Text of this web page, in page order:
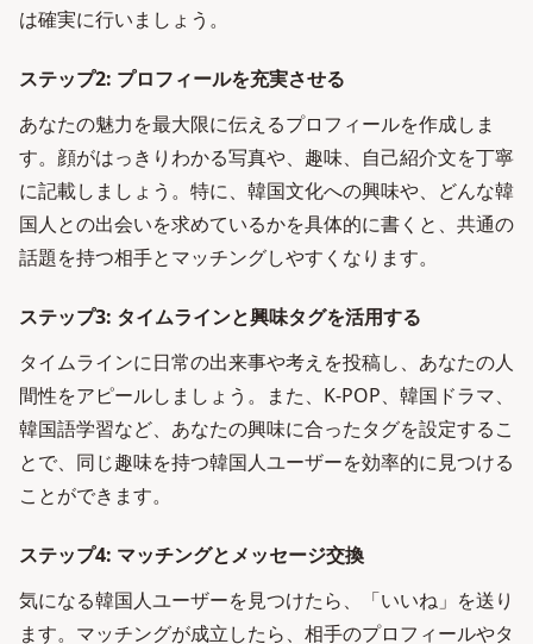
は確実に行いましょう。
ステップ2: プロフィールを充実させる
あなたの魅力を最大限に伝えるプロフィールを作成しま
す。顔がはっきりわかる写真や、趣味、自己紹介文を丁寧
に記載しましょう。特に、韓国文化への興味や、どんな韓
国人との出会いを求めているかを具体的に書くと、共通の
話題を持つ相手とマッチングしやすくなります。
ステップ3: タイムラインと興味タグを活用する
タイムラインに日常の出来事や考えを投稿し、あなたの人
間性をアピールしましょう。また、K-POP、韓国ドラマ、
韓国語学習など、あなたの興味に合ったタグを設定するこ
とで、同じ趣味を持つ韓国人ユーザーを効率的に見つける
ことができます。
ステップ4: マッチングとメッセージ交換
気になる韓国人ユーザーを見つけたら、「いいね」を送り
ます。マッチングが成立したら、相手のプロフィールやタ